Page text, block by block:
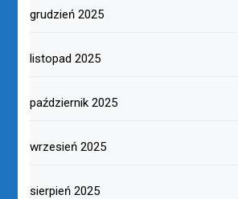
grudzień 2025
listopad 2025
październik 2025
wrzesień 2025
sierpień 2025